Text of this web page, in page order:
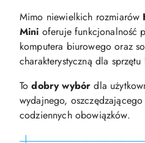
Mimo niewielkich rozmiarów
Mini oferuje funkcjonalność
komputera biurowego oraz
charakterystyczną dla
Todobry wybórdla
wydajnego,
codziennych obowiązków.